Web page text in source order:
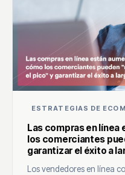
ESTRATEGIAS DE
Las compras en línea
los comerciantes
garantizar el éxito a
Los vendedores en línea